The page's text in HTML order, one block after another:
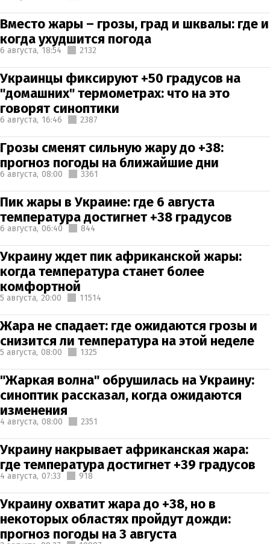
Вместо жары – грозы, град и шквалы: где и
когда ухудшится погода
6 августа, 18:54 2132
Украинцы фиксируют +50 градусов на
"домашних" термометрах: что на это
говорят синоптики
6 августа, 16:46 2387
Грозы сменят сильную жару до +38:
прогноз погоды на ближайшие дни
6 августа, 08:00 3361
Пик жары в Украине: где 6 августа
температура достигнет +38 градусов
6 августа, 06:40 844
Украину ждет пик африканской жары:
когда температура станет более
комфортной
5 августа, 20:00 11514
Жара не спадает: где ожидаются грозы и
снизится ли температура на этой неделе
5 августа, 08:00 1325
"Жаркая волна" обрушилась на Украину:
синоптик рассказал, когда ожидаются
изменения
4 августа, 08:00 2351
Украину накрывает африканская жара:
где температура достигнет +39 градусов
4 августа, 07:33 918
Украину охватит жара до +38, но в
некоторых областях пройдут дожди:
прогноз погоды на 3 августа